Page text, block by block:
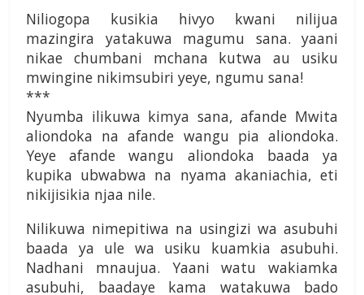
Niliogopa kusikia hivyo kwani nilijua
mazingira yatakuwa magumu sana. yaani
nikae chumbani mchana kutwa au usiku
mwingine nikimsubiri yeye, ngumu sana!
***
Nyumba ilikuwa kimya sana, afande Mwita
aliondoka na afande wangu pia aliondoka.
Yeye afande wangu aliondoka baada ya
kupika ubwabwa na nyama akaniachia, eti
nikijisikia njaa nile.
Nilikuwa nimepitiwa na usingizi wa asubuhi
baada ya ule wa usiku kuamkia asubuhi.
Nadhani mnaujua. Yaani watu wakiamka
asubuhi, baadaye kama watakuwa bado